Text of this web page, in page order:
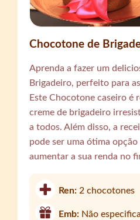
Chocotone de
Aprenda a fazer um
Brigadeiro, perfeito para
Este Chocotone caseiro é
creme de brigadeiro
a todos. Além disso, a
pode ser uma ótima opção
aumentar a sua renda no
Ren:2 chocotones
Emb: Não